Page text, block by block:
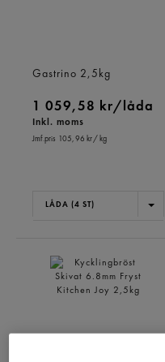
Gastrino 2,5kg
1 059,58 kr/låda
Inkl. moms
Jmf.pris 105,96 kr/ kg
LÅDA (4 ST)